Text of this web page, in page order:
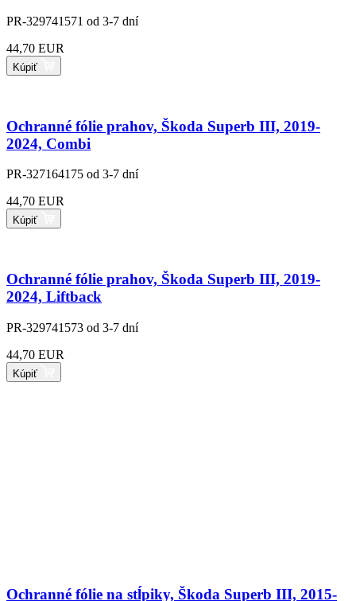
PR-329741571 od 3-7 dní
44,70 EUR
Kúpiť
Ochranné fólie prahov, Škoda Superb III, 2019-
2024, Combi
PR-327164175 od 3-7 dní
44,70 EUR
Kúpiť
Ochranné fólie prahov, Škoda Superb III, 2019-
2024, Liftback
PR-329741573 od 3-7 dní
44,70 EUR
Kúpiť
Ochranné fólie na stĺpiky, Škoda Superb III, 2015-